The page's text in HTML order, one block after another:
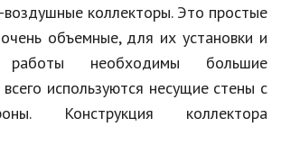
воздушные коллекторы. Это простые
объемные, для их установки и
работы необходимы большие
используются несущие стены с
Конструкция коллектора